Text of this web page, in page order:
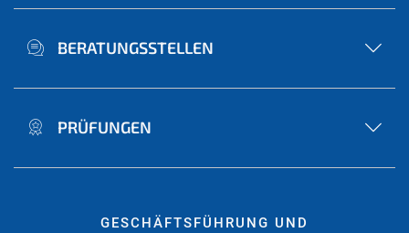
BERATUNGSSTELLEN
PRÜFUNGEN
GESCHÄFTSFÜHRUNG UND